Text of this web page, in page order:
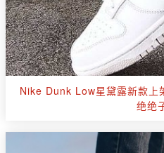
Nike Dunk Low星黛露新款上
绝绝